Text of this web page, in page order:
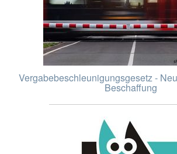
Vergabebeschleunigungsgesetz -
Beschaffung